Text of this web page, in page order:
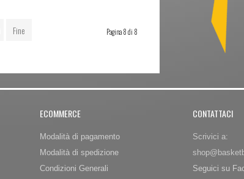
Fine Pagina 8 di 8
ECOMMERCE
Modalità di pagamento
Modalità di spedizione
Condizioni Generali
CONTATTACI
Scrivici a:
Seguici su